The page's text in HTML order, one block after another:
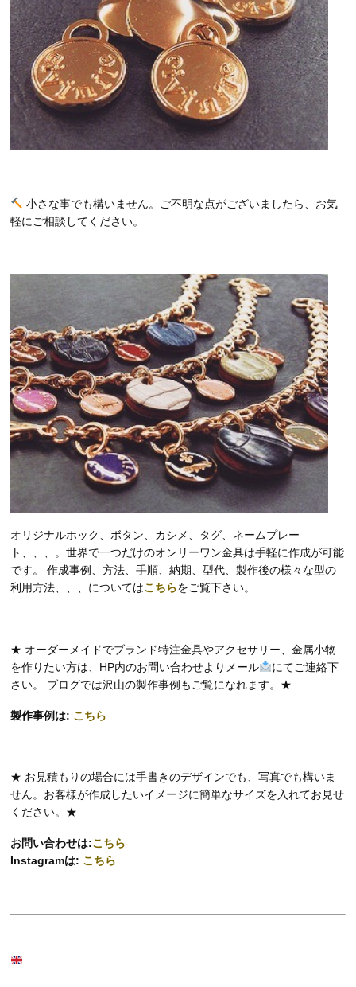
小さな事でも構いません。ご不明な点がございましたら、お気
軽にご相談してください。
オリジナルホック、ボタン、カシメ、タグ、ネームプレー
ト、、、。世界で一つだけのオンリーワン金具は手軽に作成が可能
です。 作成事例、方法、手順、納期、型代、製作後の様々な型の
利用方法、、、についてはこちらをご覧下さい。
★ オーダーメイドでブランド特注金具やアクセサリー、金属小物
を作りたい方は、HP内のお問い合わせよりメール
にてご連絡下
さい。 ブログでは沢山の製作事例もご覧になれます。★
製作事例は: こちら
★ お見積もりの場合には手書きのデザインでも、写真でも構いま
せん。お客様が作成したいイメージに簡単なサイズを入れてお見せ
ください。★
お問い合わせは:こちら
Instagramは: こちら